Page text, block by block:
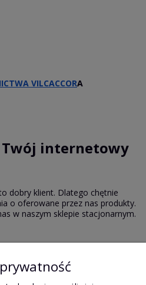
VILCACCORA
Twój internetowy
dobry klient. Dlatego chętnie
o oferowane przez nas produkty.
w naszym sklepie stacjonarnym.
Pomoc